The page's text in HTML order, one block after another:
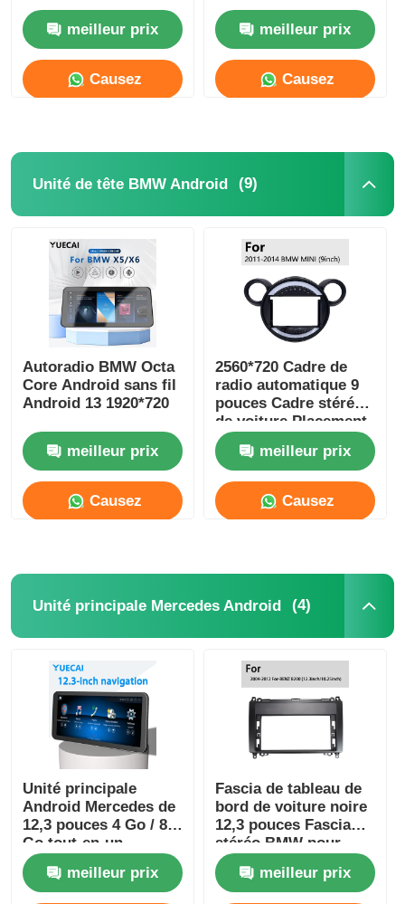
Unité de tête BMW Android
Unité principale Mercedes Android
La boîte de jeu Android
Unité principale Lexus Android
Unité principale Mazda Android
Unité principale Toyota Android
Lecteur multimédia de voiture
pouces Pour
HYUNDAI AZERA
2011-2012
meilleur prix
Causez
meilleur prix
Causez
Unité de tête BMW Android (9)
Autoradio BMW Octa
Core Android sans fil
Android 13 1920*720
meilleur prix
Causez
2560*720 Cadre de
radio automatique 9
pouces Cadre stéréo
de voiture Placement
du tableau de bord
meilleur prix
Causez
Unité principale Mercedes Android (4)
Unité principale
Android Mercedes de
12,3 pouces 4 Go / 8
Go tout-en-un
Carplay
meilleur prix
Fascia de tableau de
bord de voiture noire
12,3 pouces Fascia
stéréo BMW pour
Mercedes Benz B200
2004-2012meilleur prix